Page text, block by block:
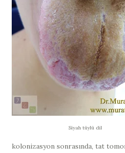
Siyah tüylü dil
kolonizasyon sonrasında, tat